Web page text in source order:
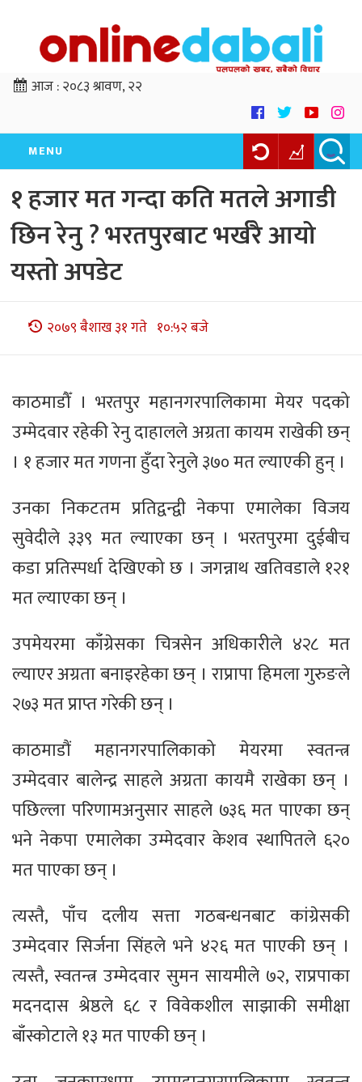
आज :२०८३ श्रावण, २२
MENU
१ हजार मत गन्दा कति मतले अगाडी
छिन रेनु ? भरतपुरबाट भर्खरै आयो
यस्तो अपडेट
२०७९ बैशाख ३१ गते १०:५२ बजे
काठमाडौँ । भरतपुर महानगरपालिकामा मेयर पदको
उम्मेदवार रहेकी रेनु दाहालले अग्रता कायम राखेकी छन्
। १ हजार मत गणना हुँदा रेनुले ३७० मत ल्याएकी हुन् ।
उनका निकटतम प्रतिद्वन्द्वी नेकपा एमालेका विजय
सुवेदीले ३३९ मत ल्याएका छन् । भरतपुरमा दुईबीच
कडा प्रतिस्पर्धा देखिएको छ । जगन्नाथ खतिवडाले १२१
मत ल्याएका छन् ।
उपमेयरमा काँग्रेसका चित्रसेन अधिकारीले ४२८ मत
ल्याएर अग्रता बनाइरहेका छन् । राप्रापा हिमला गुरुङले
२७३ मत प्राप्त गरेकी छन् ।
काठमाडौं महानगरपालिकाको मेयरमा स्वतन्त्र
उम्मेदवार बालेन्द्र साहले अग्रता कायमै राखेका छन् ।
पछिल्ला परिणामअनुसार साहले ७३६ मत पाएका छन्
भने नेकपा एमालेका उम्मेदवार केशव स्थापितले ६२०
मत पाएका छन् ।
त्यस्तै, पाँच दलीय सत्ता गठबन्धनबाट कांग्रेसकी
उम्मेदवार सिर्जना सिंहले भने ४२६ मत पाएकी छन् ।
त्यस्तै, स्वतन्त्र उम्मेदवार सुमन सायमीले ७२, राप्रपाका
मदनदास श्रेष्ठले ६८ र विवेकशील साझाकी समीक्षा
बाँस्कोटाले १३ मत पाएकी छन् ।